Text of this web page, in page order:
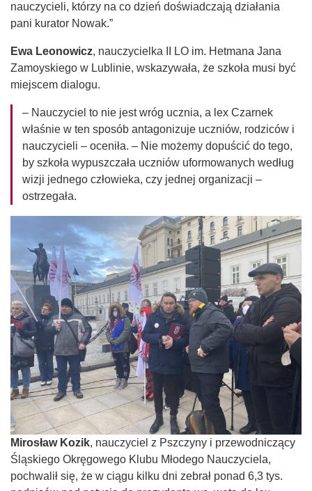
nauczycieli, którzy na co dzień doświadczają działania
pani kurator Nowak.”
Ewa Leonowicz, nauczycielka II LO im. Hetmana Jana
Zamoyskiego w Lublinie, wskazywała, że szkoła musi być
miejscem dialogu.
– Nauczyciel to nie jest wróg ucznia, a lex Czarnek
właśnie w ten sposób antagonizuje uczniów, rodziców i
nauczycieli – oceniła. – Nie możemy dopuścić do tego,
by szkoła wypuszczała uczniów uformowanych według
wizji jednego człowieka, czy jednej organizacji –
ostrzegała.
Mirosław Kozik, nauczyciel z Pszczyny i przewodniczący
Śląskiego Okręgowego Klubu Młodego Nauczyciela,
pochwalił się, że w ciągu kilku dni zebrał ponad 6,3 tys.